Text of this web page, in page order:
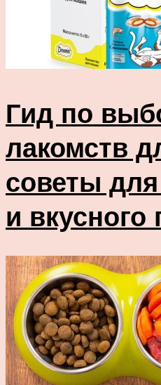
Гид по
лакомств
советы
и вкусного